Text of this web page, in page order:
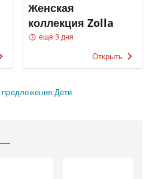
Женская
коллекция Zolla
еще 3 дня
Открыть
Дети